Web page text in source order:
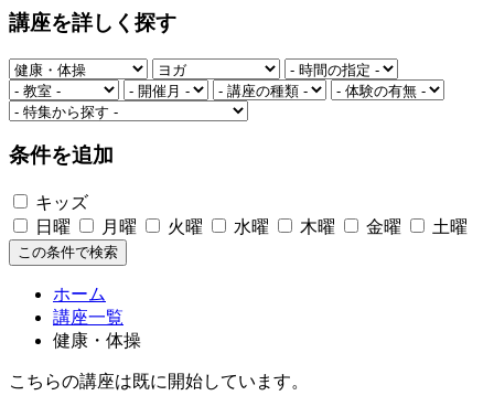
講座を詳しく探す
条件を追加
キッズ
日曜
月曜 火曜 水曜 木曜 金曜 土曜
この条件で検索
ホーム
講座一覧
健康・体操
こちらの講座は既に開始しています。